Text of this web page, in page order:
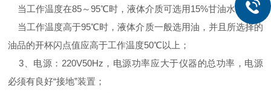
当工作温度在85～95℃时，液体介质可选用15%甘油水溶液；
当工作温度高于95℃时，液体介质一般选用油，并且所选择的
油品的开杯闪点值应高于工作温度50℃以上；
3、电源：220V50Hz，电源功率应大于仪器的总功率，电源
必须有良好“接地”装置；